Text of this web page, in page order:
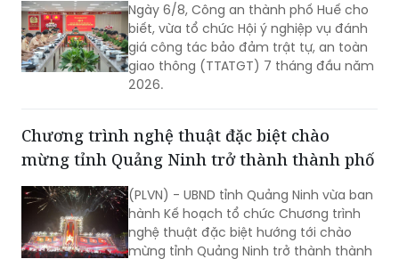
2027.
Ngày 6/8, Công an thành phố Huế cho
biết, vừa tổ chức Hội ý nghiệp vụ đánh
giá công tác bảo đảm trật tự, an toàn
giao thông (TTATGT) 7 tháng đầu năm
2026.
Chương trình nghệ thuật đặc biệt chào
mừng tỉnh Quảng Ninh trở thành thành phố
(PLVN) - UBND tỉnh Quảng Ninh vừa ban
hành Kế hoạch tổ chức Chương trình
nghệ thuật đặc biệt hướng tới chào
mừng tỉnh Quảng Ninh trở thành thành